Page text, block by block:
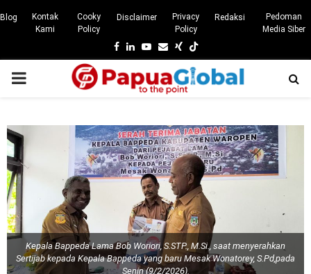
Blog
Kontak
Kami
Cooky
Policy
Disclaimer
Privacy
Policy
Redaksi
Pedoman
Media Siber
Facebook
LinkedinYoutube
EmailXing
PRIMARY
Kepala Bappeda Lama Bob Woriori, S.STP., M.Si., saat menyerahkan
Sertijab kepada Kepala Bappeda yang baru Mesak Wonatorey, S.Pd,pada
Senin (9/2/2026).